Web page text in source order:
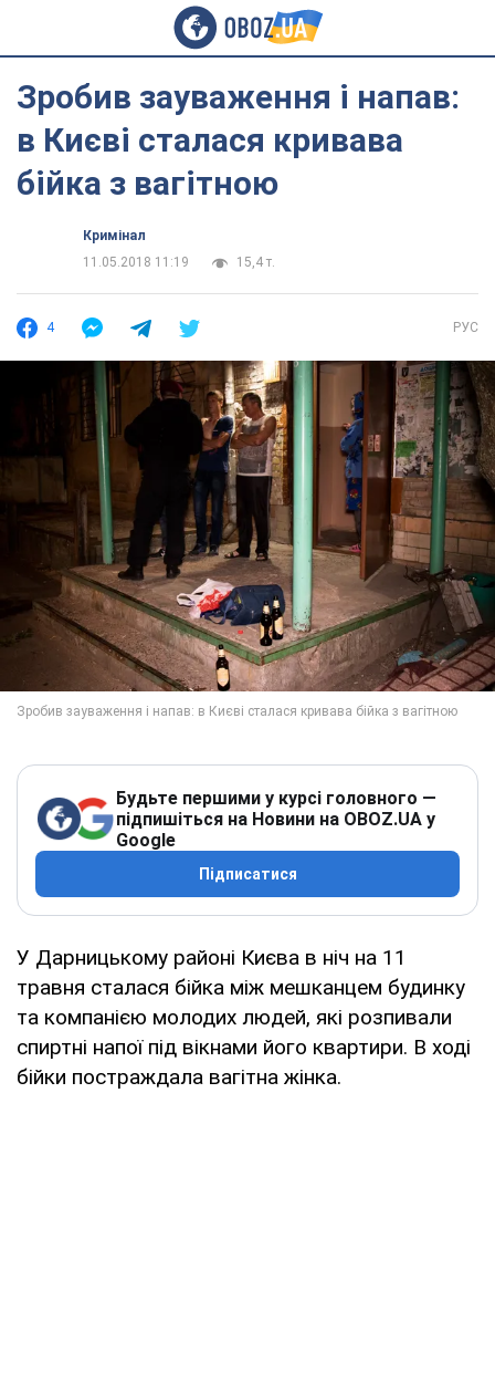
Зробив зауваження і напав:
в Києві сталася кривава
бійка з вагітною
Кримінал
11.05.2018 11:19
15,4 т.
4 РУС
Будьте першими у курсі головного —
підпишіться на Новини на OBOZ.UA у
Google
Підписатися
У Дарницькому районі Києва в ніч на 11
травня сталася бійка між мешканцем будинку
та компанією молодих людей, які розпивали
спиртні напої під вікнами його квартири. В ході
бійки постраждала вагітна жінка.